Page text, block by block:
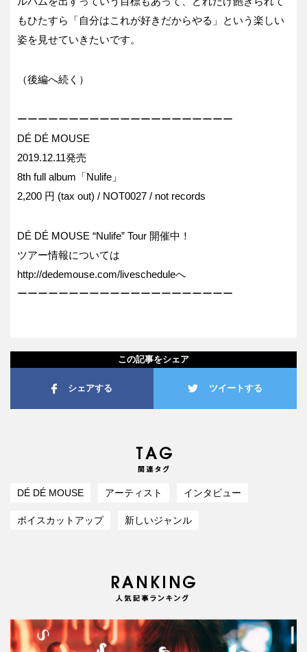
もひたすら「自分はこれが好きだからやる」という楽しい
姿を見せていきたいです。
（後編へ続く）
ーーーーーーーーーーーーーーーーーーーーー
DÉ DÉ MOUSE
2019.12.11発売
8th full album「Nulife」
2,200 円 (tax out) / NOT0027 / not records
DÉ DÉ MOUSE “Nulife” Tour 開催中！
ツアー情報については
http://dedemouse.com/livescheduleへ
ーーーーーーーーーーーーーーーーーーーーー
この記事をシェア
シェアする ツイートする
DÉ DÉ MOUSE アーティスト インタビュー
ボイスカットアップ 新しいジャンル